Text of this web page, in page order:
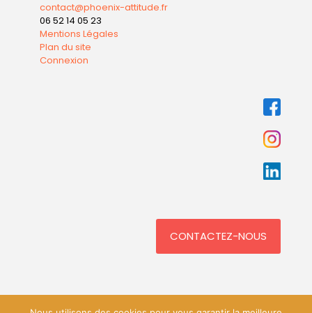
contact@phoenix-attitude.fr
06 52 14 05 23
Mentions Légales
Plan du site
Connexion
CONTACTEZ-NOUS